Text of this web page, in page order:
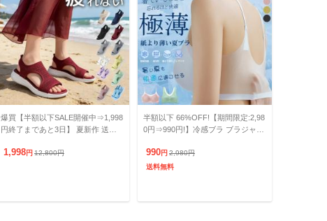
爆買【半額以下SALE開催中⇒1,998
円終了まであと3日】 夏新作 送料
ポーツサンダル メ
1,998円 12,800円
半額以下 66%OFF!【期間限定:2,98
0円⇒990円!】冷感ブラ ブラジャー
ック ホ
990円 2,980円
送料無料